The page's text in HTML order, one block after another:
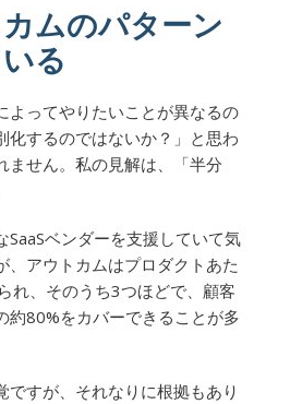
ムのパターン
る
よってやりたいことが異なるの
化するのではないか？」と思わ
ません。私の見解は、「半分
SaaSベンダーを支援していて気
、アウトカムはプロダクトあた
れ、そのうち3つほどで、顧客
約80%をカバーできることが多
ですが、それなりに根拠もあり